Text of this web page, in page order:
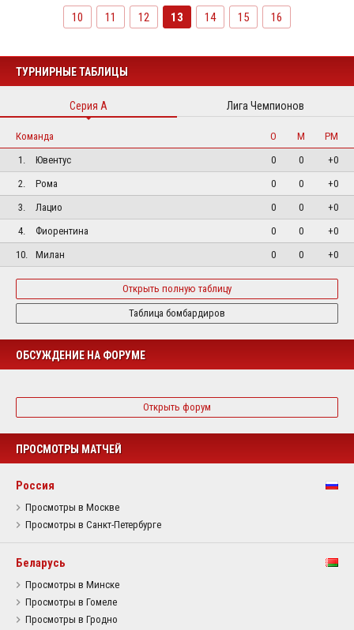
10 11 12 13 14 15 16
ТУРНИРНЫЕ ТАБЛИЦЫ
Серия А Лига Чемпионов
Команда О М
РМ
1.
Ювентус 0 0
+0
2.
Рома 0 0
+0
3.
Лацио 0 0
+0
4.
Фиорентина 0 0
+0
10.
Милан 0 0 +0
Открыть полную таблицу
Таблица бомбардиров
ОБСУЖДЕНИЕ НА ФОРУМЕ
Открыть форум
ПРОСМОТРЫ МАТЧЕЙ
Россия
Просмотры в Москве
Просмотры в Санкт-Петербурге
Беларусь
Просмотры в Минске
Просмотры в Гомеле
Просмотры в Гродно